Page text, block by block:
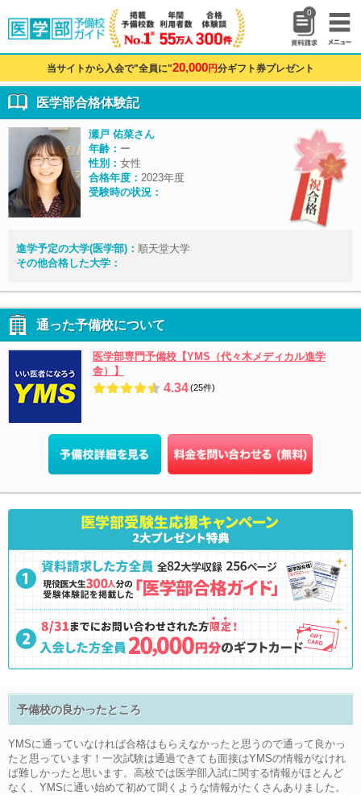
0
当サイトから入会で"全員に"20,000円分ギフト券プレゼント
医学部合格体験記
瀬戸 佑菜さん
年齢： ー
性別： 女性
合格年度： 2023年度
受験時の状況：
進学予定の大学(医学部)： 順天堂大学
その他合格した大学：
通った予備校について
医学部専門予備校【YMS（代々木メディカル進学
舎）】
4.34(25件)
予備校の良かったところ
YMSに通っていなければ合格はもらえなかったと思うので通って良かっ
たと思っています！一次試験は通過できても面接はYMSの情報がなけれ
ば難しかったと思います。高校では医学部入試に関する情報がほとんど
なく、YMSに通い始めて初めて聞くような情報がたくさんありました。